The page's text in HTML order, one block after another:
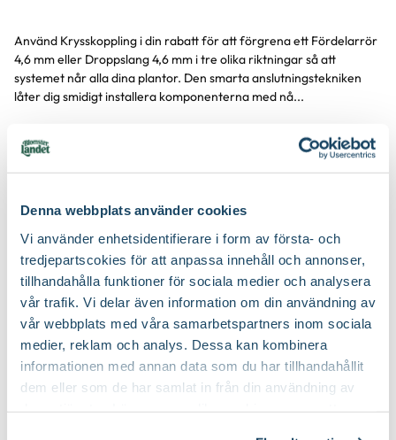
Denna webbplats använder cookies
Vi använder enhetsidentifierare i form av första- och
tredjepartscokies för att anpassa innehåll och annonser,
tillhandahålla funktioner för sociala medier och analysera
vår trafik. Vi delar även information om din användning av
vår webbplats med våra samarbetspartners inom sociala
medier, reklam och analys. Dessa kan kombinera
informationen med annan data som du har tillhandahållit
dem eller som de har samlat in från din användning av
Produktinformation
Använd Krysskoppling i din rabatt för att förgrena ett Fördelarrör
4,6 mm eller Droppslang 4,6 mm i tre olika riktningar så att
systemet når alla dina plantor. Den smarta anslutningstekniken
låter dig smidigt installera komponenterna med nå...
Produktspecifikation
Diameter 4,6 mm
Varumärke Gardena
Art nr 319556
Du kanske också gillar
3 för 99:-